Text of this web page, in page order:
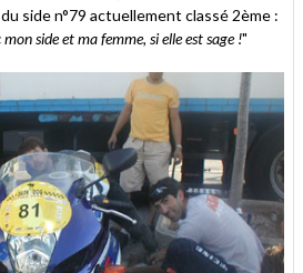
side n°79 actuellement classé 2ème :
side et ma femme, si elle est sage !"